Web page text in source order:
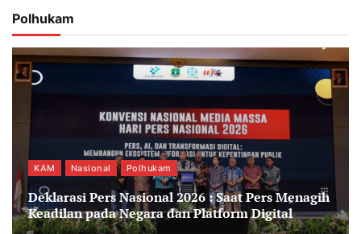
Polhukam
KAM Nasional Polhukam
Deklarasi Pers Nasional 2026 : Saat Pers Menagih
Keadilan pada Negara dan Platform Digital